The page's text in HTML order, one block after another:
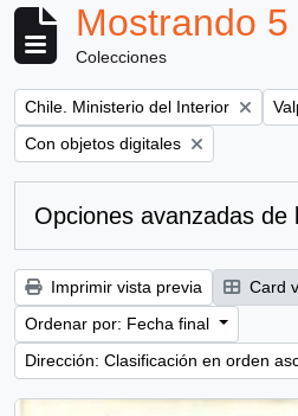
Mostrando
Colecciones
Remove filter:
Chile. Ministerio del Interior
Remove filter:
Con objetos digitales
Opciones avanzadas de
Imprimir vista previa Card
Ordenar por: Fecha final
Dirección: Clasificación en orden